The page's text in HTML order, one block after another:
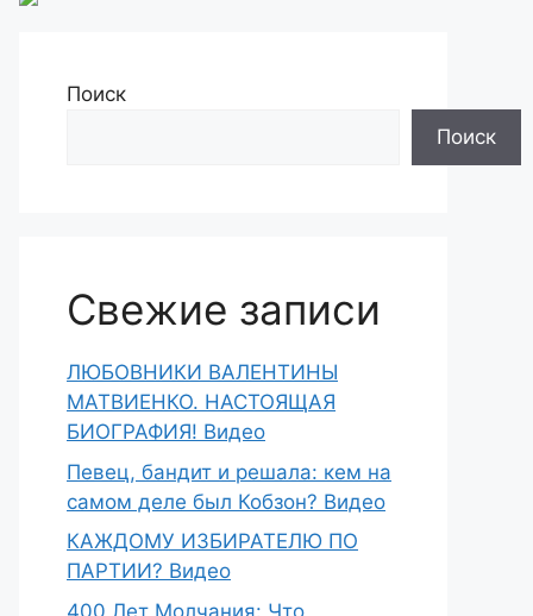
Поиск
Поиск
Свежие записи
ЛЮБОВНИКИ ВАЛЕНТИНЫ
МАТВИЕНКО. НАСТОЯЩАЯ
БИОГРАФИЯ! Видео
Певец, бандит и решала: кем на
самом деле был Кобзон? Видео
КАЖДОМУ ИЗБИРАТЕЛЮ ПО
ПАРТИИ? Видео
400 Лет Молчания: Что